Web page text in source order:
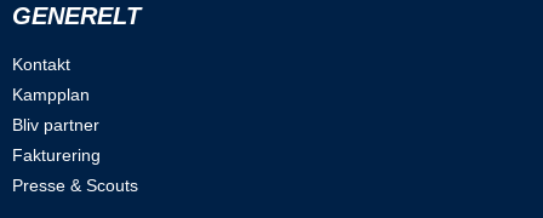
GENERELT
Kontakt
Kampplan
Bliv partner
Fakturering
Presse & Scouts